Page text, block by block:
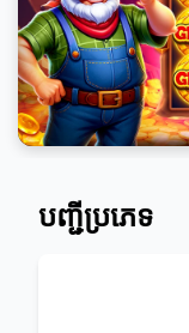
បញ្ជីប្រភេទ